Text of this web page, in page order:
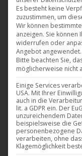
Mit„AMOK – Hansi
ruhiges, scharf
Psychodrama von
der Shakespeare-
alte Westberlin
Benno Ohnesorg
halten am
Generation des
hier in Rente und
Es besteht keine
zuzustimmen, um
Wir können
anzeigen. Sie
widerrufen oder
Angebot angewendet.
Bitte beachten Sie,
möglicherweise nicht
Einige Services
USA. Mit Ihrer
auch in die
lit. a GDPR ein. Der
unzureichendem
beispielsweise die
personenbezogene
verarbeiten, ohne
Klagemöglichkeit